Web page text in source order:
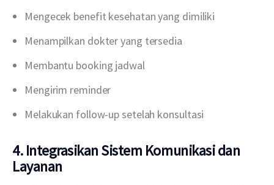
Mengecek benefit kesehatan yang dimiliki
Menampilkan dokter yang tersedia
Membantu booking jadwal
Mengirim reminder
Melakukan follow-up setelah konsultasi
4. Integrasikan Sistem Komunikasi dan
Layanan